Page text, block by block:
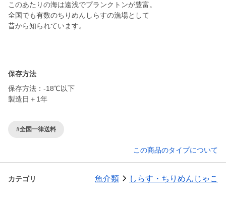
このあたりの海は遠浅でプランクトンが豊富。
全国でも有数のちりめんしらすの漁場として
昔から知られています。
保存方法
保存方法：-18℃以下
製造日＋1年
#全国一律送料
この商品のタイプについて
カテゴリ 魚介類 しらす・ちりめんじゃこ